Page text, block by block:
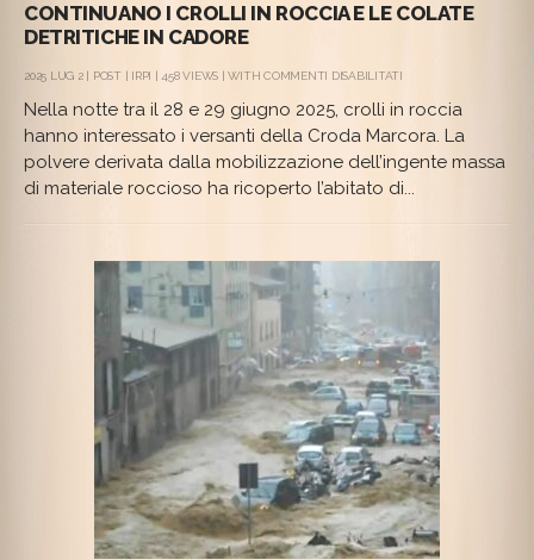
CONTINUANO I CROLLI IN ROCCIA E LE COLATE
DETRITICHE IN CADORE
2025 LUG 2 | POST| IRPI | 458 VIEWS | WITH COMMENTI DISABILITATISU
I
IN
ROCCIA
E
Nella notte tra il 28 e 29 giugno 2025, crolli in roccia
hanno interessato i versanti della Croda Marcora. La
polvere derivata dalla mobilizzazione dell’ingente massa
di materiale roccioso ha ricoperto l’abitato di...